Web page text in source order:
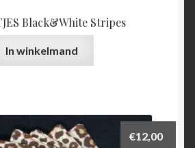
Black&White Stripes
In winkelmand
€12,00